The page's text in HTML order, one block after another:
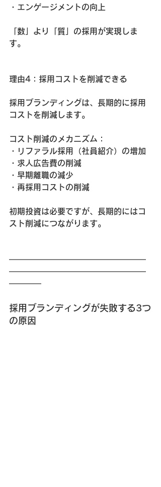
・エンゲージメントの向上
「数」より「質」の採用が実現しま
す。
理由4：採用コストを削減できる
採用ブランディングは、長期的に採用
コストを削減します。
コスト削減のメカニズム：
・リファラル採用（社員紹介）の増加
・求人広告費の削減
・早期離職の減少
・再採用コストの削減
初期投資は必要ですが、長期的にはコ
スト削減につながります。
━━━━━━━━━━━━━━━━━
━━━━━━━━━━━━━━━━━
━━━━
採用ブランディングが失敗する3つ
の原因